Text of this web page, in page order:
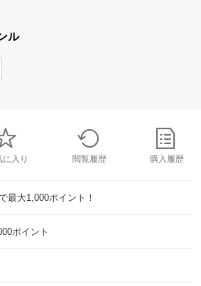
ル
に入り 閲覧履歴 購入履歴
最大1,000ポイント！
ポイント